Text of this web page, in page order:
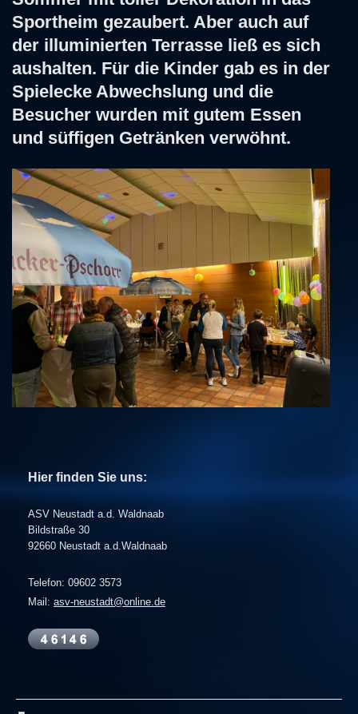
Sportheim gezaubert. Aber auch auf
der illuminierten Terrasse ließ es sich
aushalten. Für die Kinder gab es in der
Spielecke Abwechslung und die
Besucher wurden mit gutem Essen
und süffigen Getränken verwöhnt.
Hier finden Sie uns:
ASV Neustadt a.d. Waldnaab
Bildstraße 30
92660 Neustadt a.d.Waldnaab
Telefon: 09602 3573
Mail: asv-neustadt@online.de